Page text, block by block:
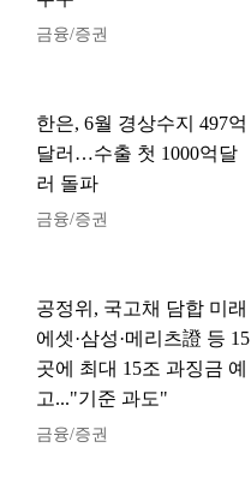
금융/증권
한은, 6월 경상수지 497억
달러…수출 첫 1000억달
러 돌파
금융/증권
공정위, 국고채 담합 미래
에셋·삼성·메리츠證 등 15
곳에 최대 15조 과징금 예
고..."기준 과도"
금융/증권